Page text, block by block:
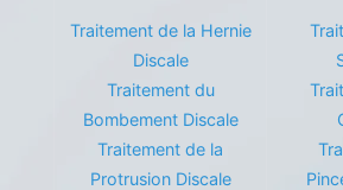
Traitement de la Hernie
Discale
Traitement du
Bombement Discale
Traitement de la
Protrusion Discale